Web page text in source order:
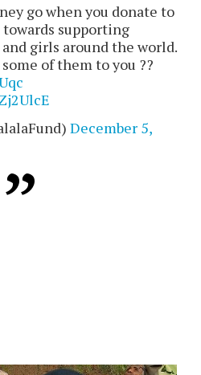
go when you donate to
supporting
girls around the world.
of them to you ??
December 5,